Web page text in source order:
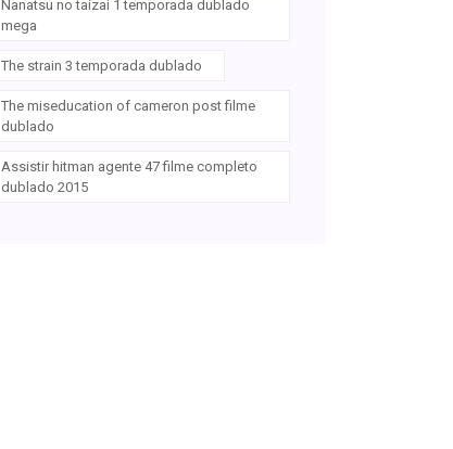
Nanatsu no taizai 1 temporada dublado
mega
The strain 3 temporada dublado
The miseducation of cameron post filme
dublado
Assistir hitman agente 47 filme completo
dublado 2015